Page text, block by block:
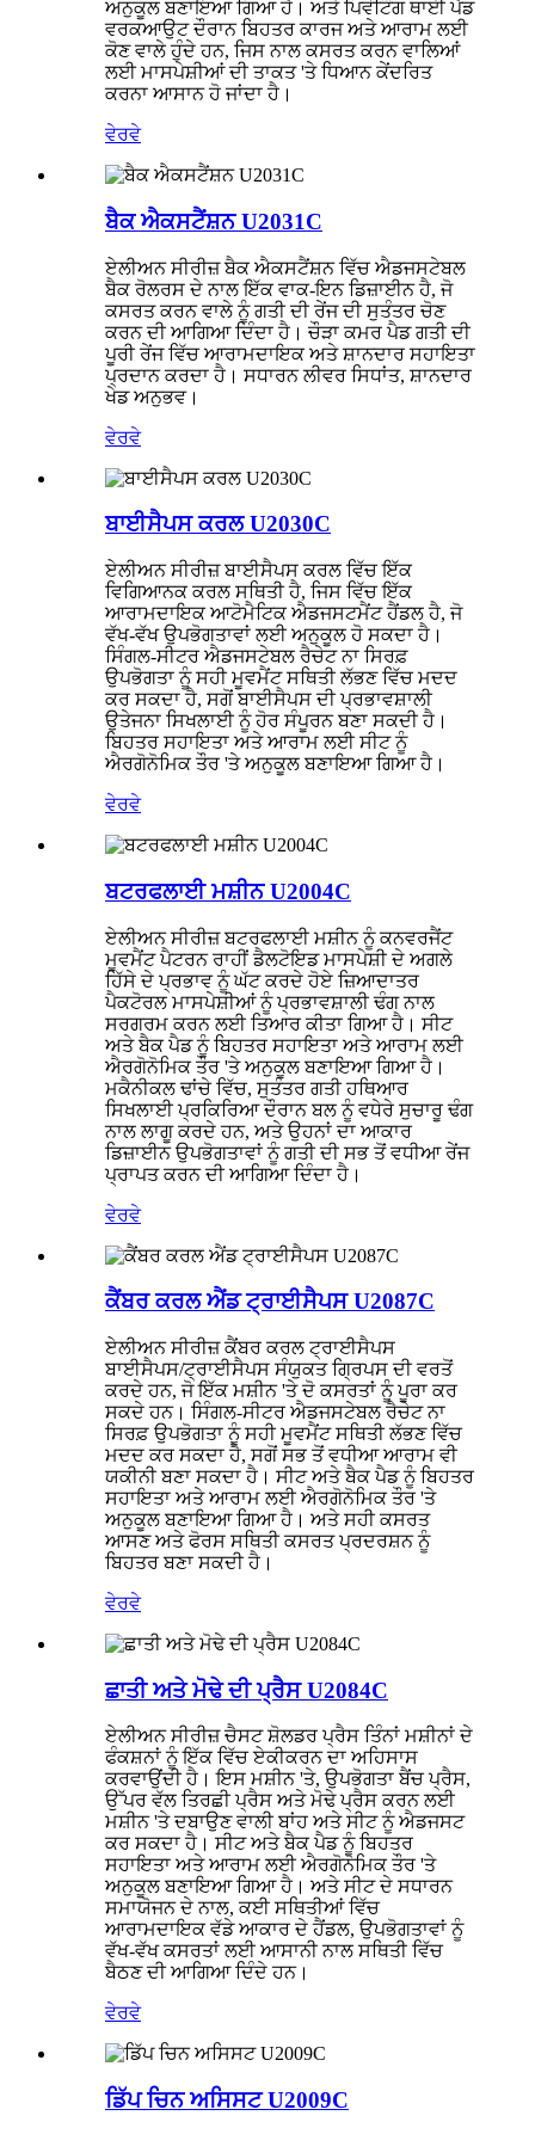
ਅਨੁਕੂਲ ਬਣਾਇਆ ਗਿਆ ਹੈ। ਅਤੇ ਪਿਵੋਟਿੰਗ ਥਾਈ ਪੈਡ
ਵਰਕਆਉਟ ਦੌਰਾਨ ਬਿਹਤਰ ਕਾਰਜ ਅਤੇ ਆਰਾਮ ਲਈ
ਕੋਣ ਵਾਲੇ ਹੁੰਦੇ ਹਨ, ਜਿਸ ਨਾਲ ਕਸਰਤ ਕਰਨ ਵਾਲਿਆਂ
ਲਈ ਮਾਸਪੇਸ਼ੀਆਂ ਦੀ ਤਾਕਤ 'ਤੇ ਧਿਆਨ ਕੇਂਦਰਿਤ
ਕਰਨਾ ਆਸਾਨ ਹੋ ਜਾਂਦਾ ਹੈ।
ਵੇਰਵੇ
ਬੈਕ ਐਕਸਟੈਂਸ਼ਨ U2031C
ਏਲੀਅਨ ਸੀਰੀਜ਼ ਬੈਕ ਐਕਸਟੈਂਸ਼ਨ ਵਿੱਚ ਐਡਜਸਟੇਬਲ
ਬੈਕ ਰੋਲਰਸ ਦੇ ਨਾਲ ਇੱਕ ਵਾਕ-ਇਨ ਡਿਜ਼ਾਈਨ ਹੈ, ਜੋ
ਕਸਰਤ ਕਰਨ ਵਾਲੇ ਨੂੰ ਗਤੀ ਦੀ ਰੇਂਜ ਦੀ ਸੁਤੰਤਰ ਚੋਣ
ਕਰਨ ਦੀ ਆਗਿਆ ਦਿੰਦਾ ਹੈ। ਚੌੜਾ ਕਮਰ ਪੈਡ ਗਤੀ ਦੀ
ਪੂਰੀ ਰੇਂਜ ਵਿੱਚ ਆਰਾਮਦਾਇਕ ਅਤੇ ਸ਼ਾਨਦਾਰ ਸਹਾਇਤਾ
ਪ੍ਰਦਾਨ ਕਰਦਾ ਹੈ। ਸਧਾਰਨ ਲੀਵਰ ਸਿਧਾਂਤ, ਸ਼ਾਨਦਾਰ
ਖੇਡ ਅਨੁਭਵ।
ਵੇਰਵੇ
ਬਾਈਸੈਪਸ ਕਰਲ U2030C
ਏਲੀਅਨ ਸੀਰੀਜ਼ ਬਾਈਸੈਪਸ ਕਰਲ ਵਿੱਚ ਇੱਕ
ਵਿਗਿਆਨਕ ਕਰਲ ਸਥਿਤੀ ਹੈ, ਜਿਸ ਵਿੱਚ ਇੱਕ
ਆਰਾਮਦਾਇਕ ਆਟੋਮੈਟਿਕ ਐਡਜਸਟਮੈਂਟ ਹੈਂਡਲ ਹੈ, ਜੋ
ਵੱਖ-ਵੱਖ ਉਪਭੋਗਤਾਵਾਂ ਲਈ ਅਨੁਕੂਲ ਹੋ ਸਕਦਾ ਹੈ।
ਸਿੰਗਲ-ਸੀਟਰ ਐਡਜਸਟੇਬਲ ਰੈਚੇਟ ਨਾ ਸਿਰਫ਼
ਉਪਭੋਗਤਾ ਨੂੰ ਸਹੀ ਮੂਵਮੈਂਟ ਸਥਿਤੀ ਲੱਭਣ ਵਿੱਚ ਮਦਦ
ਕਰ ਸਕਦਾ ਹੈ, ਸਗੋਂ ਬਾਈਸੈਪਸ ਦੀ ਪ੍ਰਭਾਵਸ਼ਾਲੀ
ਉਤੇਜਨਾ ਸਿਖਲਾਈ ਨੂੰ ਹੋਰ ਸੰਪੂਰਨ ਬਣਾ ਸਕਦੀ ਹੈ।
ਬਿਹਤਰ ਸਹਾਇਤਾ ਅਤੇ ਆਰਾਮ ਲਈ ਸੀਟ ਨੂੰ
ਐਰਗੋਨੋਮਿਕ ਤੌਰ 'ਤੇ ਅਨੁਕੂਲ ਬਣਾਇਆ ਗਿਆ ਹੈ।
ਵੇਰਵੇ
ਬਟਰਫਲਾਈ ਮਸ਼ੀਨ U2004C
ਏਲੀਅਨ ਸੀਰੀਜ਼ ਬਟਰਫਲਾਈ ਮਸ਼ੀਨ ਨੂੰ ਕਨਵਰਜੈਂਟ
ਮੂਵਮੈਂਟ ਪੈਟਰਨ ਰਾਹੀਂ ਡੈਲਟੋਇਡ ਮਾਸਪੇਸ਼ੀ ਦੇ ਅਗਲੇ
ਹਿੱਸੇ ਦੇ ਪ੍ਰਭਾਵ ਨੂੰ ਘੱਟ ਕਰਦੇ ਹੋਏ ਜ਼ਿਆਦਾਤਰ
ਪੈਕਟੋਰਲ ਮਾਸਪੇਸ਼ੀਆਂ ਨੂੰ ਪ੍ਰਭਾਵਸ਼ਾਲੀ ਢੰਗ ਨਾਲ
ਸਰਗਰਮ ਕਰਨ ਲਈ ਤਿਆਰ ਕੀਤਾ ਗਿਆ ਹੈ। ਸੀਟ
ਅਤੇ ਬੈਕ ਪੈਡ ਨੂੰ ਬਿਹਤਰ ਸਹਾਇਤਾ ਅਤੇ ਆਰਾਮ ਲਈ
ਐਰਗੋਨੋਮਿਕ ਤੌਰ 'ਤੇ ਅਨੁਕੂਲ ਬਣਾਇਆ ਗਿਆ ਹੈ।
ਮਕੈਨੀਕਲ ਢਾਂਚੇ ਵਿੱਚ, ਸੁਤੰਤਰ ਗਤੀ ਹਥਿਆਰ
ਸਿਖਲਾਈ ਪ੍ਰਕਿਰਿਆ ਦੌਰਾਨ ਬਲ ਨੂੰ ਵਧੇਰੇ ਸੁਚਾਰੂ ਢੰਗ
ਨਾਲ ਲਾਗੂ ਕਰਦੇ ਹਨ, ਅਤੇ ਉਹਨਾਂ ਦਾ ਆਕਾਰ
ਡਿਜ਼ਾਈਨ ਉਪਭੋਗਤਾਵਾਂ ਨੂੰ ਗਤੀ ਦੀ ਸਭ ਤੋਂ ਵਧੀਆ ਰੇਂਜ
ਪ੍ਰਾਪਤ ਕਰਨ ਦੀ ਆਗਿਆ ਦਿੰਦਾ ਹੈ।
ਵੇਰਵੇ
ਕੈਂਬਰ ਕਰਲ ਐਂਡ ਟ੍ਰਾਈਸੈਪਸ U2087C
ਏਲੀਅਨ ਸੀਰੀਜ਼ ਕੈਂਬਰ ਕਰਲ ਟ੍ਰਾਈਸੈਪਸ
ਬਾਈਸੈਪਸ/ਟ੍ਰਾਈਸੈਪਸ ਸੰਯੁਕਤ ਗ੍ਰਿਪਸ ਦੀ ਵਰਤੋਂ
ਕਰਦੇ ਹਨ, ਜੋ ਇੱਕ ਮਸ਼ੀਨ 'ਤੇ ਦੋ ਕਸਰਤਾਂ ਨੂੰ ਪੂਰਾ ਕਰ
ਸਕਦੇ ਹਨ। ਸਿੰਗਲ-ਸੀਟਰ ਐਡਜਸਟੇਬਲ ਰੈਚੇਟ ਨਾ
ਸਿਰਫ਼ ਉਪਭੋਗਤਾ ਨੂੰ ਸਹੀ ਮੂਵਮੈਂਟ ਸਥਿਤੀ ਲੱਭਣ ਵਿੱਚ
ਮਦਦ ਕਰ ਸਕਦਾ ਹੈ, ਸਗੋਂ ਸਭ ਤੋਂ ਵਧੀਆ ਆਰਾਮ ਵੀ
ਯਕੀਨੀ ਬਣਾ ਸਕਦਾ ਹੈ। ਸੀਟ ਅਤੇ ਬੈਕ ਪੈਡ ਨੂੰ ਬਿਹਤਰ
ਸਹਾਇਤਾ ਅਤੇ ਆਰਾਮ ਲਈ ਐਰਗੋਨੋਮਿਕ ਤੌਰ 'ਤੇ
ਅਨੁਕੂਲ ਬਣਾਇਆ ਗਿਆ ਹੈ। ਅਤੇ ਸਹੀ ਕਸਰਤ
ਆਸਣ ਅਤੇ ਫੋਰਸ ਸਥਿਤੀ ਕਸਰਤ ਪ੍ਰਦਰਸ਼ਨ ਨੂੰ
ਬਿਹਤਰ ਬਣਾ ਸਕਦੀ ਹੈ।
ਵੇਰਵੇ
ਛਾਤੀ ਅਤੇ ਮੋਢੇ ਦੀ ਪ੍ਰੈਸ U2084C
ਏਲੀਅਨ ਸੀਰੀਜ਼ ਚੈਸਟ ਸ਼ੋਲਡਰ ਪ੍ਰੈਸ ਤਿੰਨਾਂ ਮਸ਼ੀਨਾਂ ਦੇ
ਫੰਕਸ਼ਨਾਂ ਨੂੰ ਇੱਕ ਵਿੱਚ ਏਕੀਕਰਨ ਦਾ ਅਹਿਸਾਸ
ਕਰਵਾਉਂਦੀ ਹੈ। ਇਸ ਮਸ਼ੀਨ 'ਤੇ, ਉਪਭੋਗਤਾ ਬੈਂਚ ਪ੍ਰੈਸ,
ਉੱਪਰ ਵੱਲ ਤਿਰਛੀ ਪ੍ਰੈਸ ਅਤੇ ਮੋਢੇ ਪ੍ਰੈਸ ਕਰਨ ਲਈ
ਮਸ਼ੀਨ 'ਤੇ ਦਬਾਉਣ ਵਾਲੀ ਬਾਂਹ ਅਤੇ ਸੀਟ ਨੂੰ ਐਡਜਸਟ
ਕਰ ਸਕਦਾ ਹੈ। ਸੀਟ ਅਤੇ ਬੈਕ ਪੈਡ ਨੂੰ ਬਿਹਤਰ
ਸਹਾਇਤਾ ਅਤੇ ਆਰਾਮ ਲਈ ਐਰਗੋਨੋਮਿਕ ਤੌਰ 'ਤੇ
ਅਨੁਕੂਲ ਬਣਾਇਆ ਗਿਆ ਹੈ। ਅਤੇ ਸੀਟ ਦੇ ਸਧਾਰਨ
ਸਮਾਯੋਜਨ ਦੇ ਨਾਲ, ਕਈ ਸਥਿਤੀਆਂ ਵਿੱਚ
ਆਰਾਮਦਾਇਕ ਵੱਡੇ ਆਕਾਰ ਦੇ ਹੈਂਡਲ, ਉਪਭੋਗਤਾਵਾਂ ਨੂੰ
ਵੱਖ-ਵੱਖ ਕਸਰਤਾਂ ਲਈ ਆਸਾਨੀ ਨਾਲ ਸਥਿਤੀ ਵਿੱਚ
ਬੈਠਣ ਦੀ ਆਗਿਆ ਦਿੰਦੇ ਹਨ।
ਵੇਰਵੇ
ਡਿੱਪ ਚਿਨ ਅਸਿਸਟ U2009C